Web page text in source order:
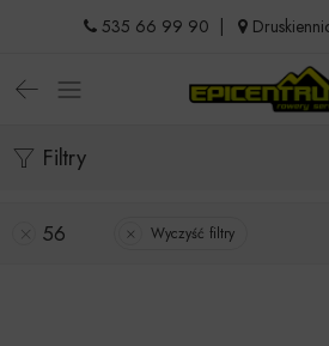
535 66 99 90
Filtry
56 Wyczyść filtry